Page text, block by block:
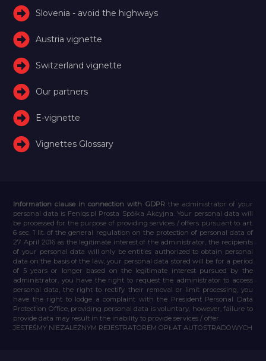
Slovenia - avoid the highways
Austria vignette
Switzerland vignette
Our partners
E-vignette
Vignettes Glossary
Information clause in connection with GDPR the administrator of your
personal data is Feniqs.pl Prosta Spółka Akcyjna. Your personal data will
be processed for the purpose of providing services / offers pursuant to art.
6 sec. 1 lit. of the general regulation on the protection of personal data of
27 April 2016 as the legitimate interest of the administrator, the recipients
of your personal data will only be entities authorized to obtain personal
data on the basis of the law, your personal data stored will be for a period
of 5 years or longer based on the legitimate interest pursued by the
administrator, you have the right to request the administrator to access
personal data, the right to rectify their removal or limit processing, you
have the right to lodge a complaint with the President Personal Data
Protection Office, providing personal data is voluntary, however, failure to
provide data may result in the inability to provide services / offer.
JESTEŚMY NIEZALEŻNYM REJESTRATOREM OPŁAT AUTOSTRADOWYCH